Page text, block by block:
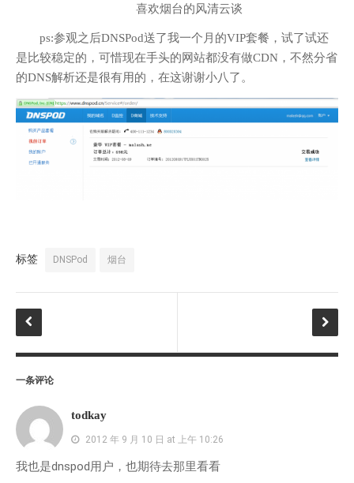
喜欢烟台的风清云谈
ps:参观之后DNSPod送了我一个月的VIP套餐，试了试还
是比较稳定的，可惜现在手头的网站都没有做CDN，不然分省
的DNS解析还是很有用的，在这谢谢小八了。
标签 DNSPod 烟台
一条评论
todkay
2012 年 9 月 10 日 at 上午 10:26
我也是dnspod用户，也期待去那里看看